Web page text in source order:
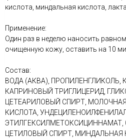
кислота, миндальная кислота,
Применение:
Один раз в неделю наносить
очищенную кожу, оставить на 10
Состав:
ВОДА (АКВА), ПРОПИЛЕНГЛИКОЛЬ,
КАПРИНОВЫЙ ТРИГЛИЦЕРИД,
ЦЕТЕАРИЛОВЫЙ СПИРТ,
КИСЛОТА,
ЭТИЛГЕКСИЛМЕТОКСИЦИННАМАТ,
ЦЕТИЛОВЫЙ СПИРТ, МИНДАЛЬНАЯ